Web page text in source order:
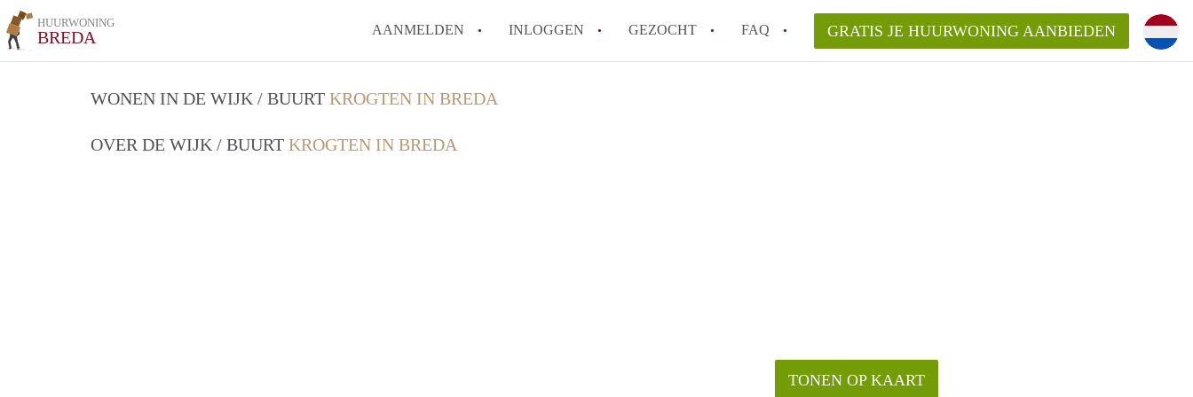
HUURWONING
BREDA AANMELDEN INLOGGEN GEZOCHT FAQ GRATIS JE HUURWONING AANBIEDEN
WONEN IN DE WIJK / BUURT KROGTEN IN BREDA
OVER DE WIJK / BUURT KROGTEN IN BREDA
TONEN OP KAART